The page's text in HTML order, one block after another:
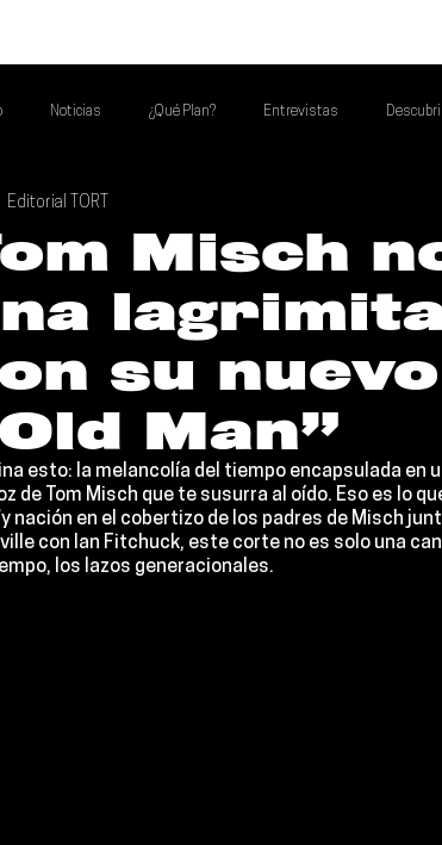
Noticias ¿Qué Plan? Entrevistas
A...
Mejores de la Semana Talento Mexa Semanal
Misch
su
Man”
Editorial TORT
esto: la melancolía del tiempo encapsulada en
de
Tom Misch que te susurra al oído. Eso es lo
nación en el cobertizo de los padres de Misch
con Ian Fitchuck, este corte no es solo una
los lazos generacionales.